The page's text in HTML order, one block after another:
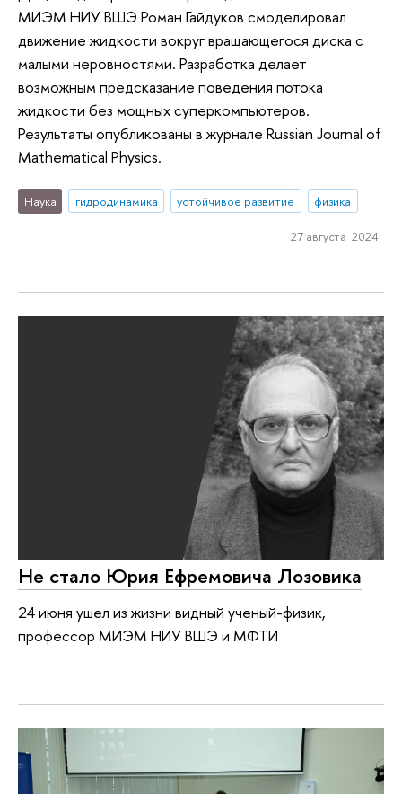
МИЭМ НИУ ВШЭ Роман Гайдуков смоделировал
движение жидкости вокруг вращающегося диска с
малыми неровностями. Разработка делает
возможным предсказание поведения потока
жидкости без мощных суперкомпьютеров.
Результаты опубликованы в журнале Russian Journal of
Mathematical Physics.
Наука гидродинамика устойчивое развитие физика
27 августа 2024
Не стало Юрия Ефремовича Лозовика
24 июня ушел из жизни видный ученый-физик,
профессор МИЭМ НИУ ВШЭ и МФТИ